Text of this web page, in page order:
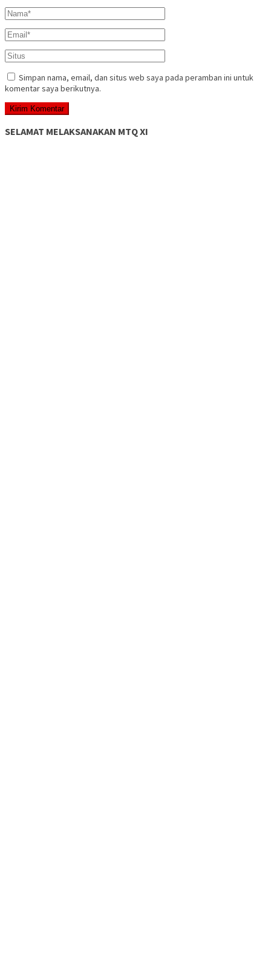
Simpan nama, email, dan situs web saya pada peramban ini untuk
komentar saya berikutnya.
SELAMAT MELAKSANAKAN MTQ XI